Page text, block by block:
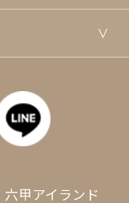
甲アイランド